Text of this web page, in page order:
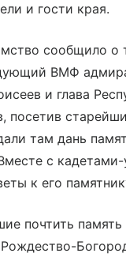
и гости края.
сообщило о
ВМФ
и глава
посетив
там дань
с
к его
почтить